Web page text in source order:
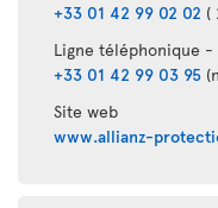
+33 01 42 99 02 02 (
Ligne téléphonique
+33 01 42 99 03 95
Site web
www.allianz-